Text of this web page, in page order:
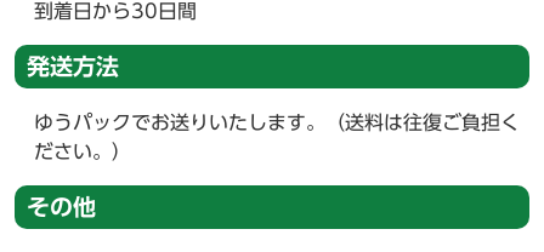
到着日から30日間
発送方法
ゆうパックでお送りいたします。（送料は往復ご負担く
ださい。）
その他